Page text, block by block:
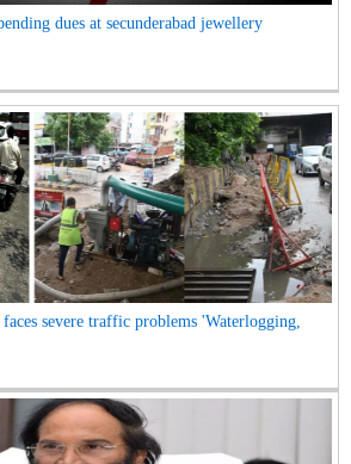
dues at secunderabad jewellery
severe traffic problems 'Waterlogging,